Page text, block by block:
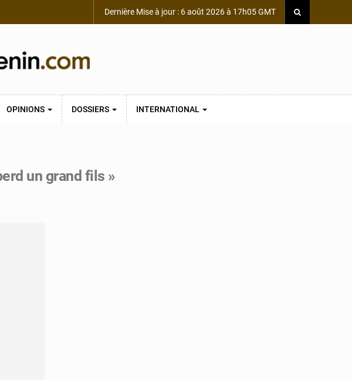
Dernière Mise à jour : 6 août 2026 à 17h05 GMT
OPINIONS DOSSIERS INTERNATIONAL
un grand fils »